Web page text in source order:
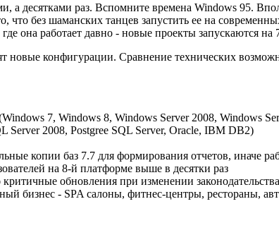
а десятками раз. Вспомните времена Windows 95.
без шаманских танцев запустить ее на
она работает давно - новые проекты запускаются на
конфигурации. Сравнение технических
7, Windows 8, Windows Server 2008, Windows
2008, Postgree SQL Server, Oracle, IBM DB2)
копии баз 7.7 для формирования отчетов, иначе
на 8-й платформе выше в десятки раз
обновления при изменении законодательства
бизнес - SPA салоны, фитнес-центры, рестораны,